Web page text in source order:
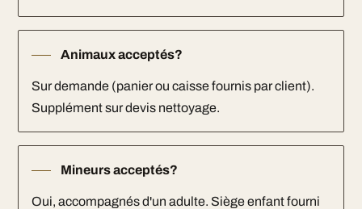
Animaux acceptés?
Sur demande (panier ou caisse fournis par client).
Supplément sur devis nettoyage.
Mineurs acceptés?
Oui, accompagnés d'un adulte. Siège enfant fourni